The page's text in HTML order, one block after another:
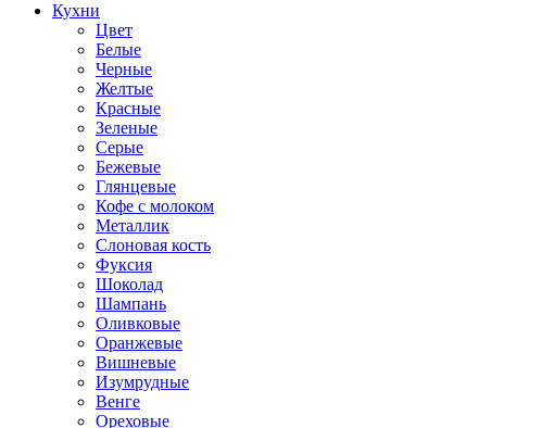
Кухни
Цвет
Белые
Черные
Желтые
Красные
Зеленые
Серые
Бежевые
Глянцевые
Кофе с молоком
Металлик
Слоновая кость
Фуксия
Шоколад
Шампань
Оливковые
Оранжевые
Вишневые
Изумрудные
Венге
Ореховые